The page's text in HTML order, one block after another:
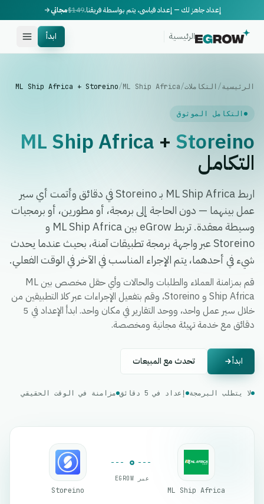
إعداد جاهز لك — إعداد قياسي، يتم بواسطة فريقنا.$149مجاني
الرئيسية ابدأ
الرئيسية/ التكاملات/
ML Ship Africa
/
ML Ship Africa + Storeino
التكامل الموثوق
ML Ship Africa + Storeino
التكامل
اربط ML Ship Africa بـ Storeino في دقائق وأتمت أي سير
عمل بينهما — دون الحاجة إلى برمجة، أو مطورين، أو برمجيات
وسيطة معقدة. تربط eGrow بين ML Ship Africa و
Storeino عبر واجهة برمجة تطبيقات آمنة، بحيث عندما يحدث
شيء في أحدهما، يتم الإجراء المناسب في الآخر في الوقت الفعلي.
قم بمزامنة العملاء والطلبات والحالات وأي حقل مخصص بين ML
Ship Africa و Storeino، وقم بتفعيل الإجراءات عبر كلا التطبيقين من
خلال سير عمل واحد، ووحد التقارير في مكان واحد. ابدأ الإعداد في 5
دقائق مع خدمة تهيئة مجانية ومخصصة.
ابدأ تحدث مع المبيعات
لا يتطلب البرمجة إعداد في 5 دقائق مزامنة في الوقت الحقيقي
ML Ship Africa
عبر EGROW
Storeino